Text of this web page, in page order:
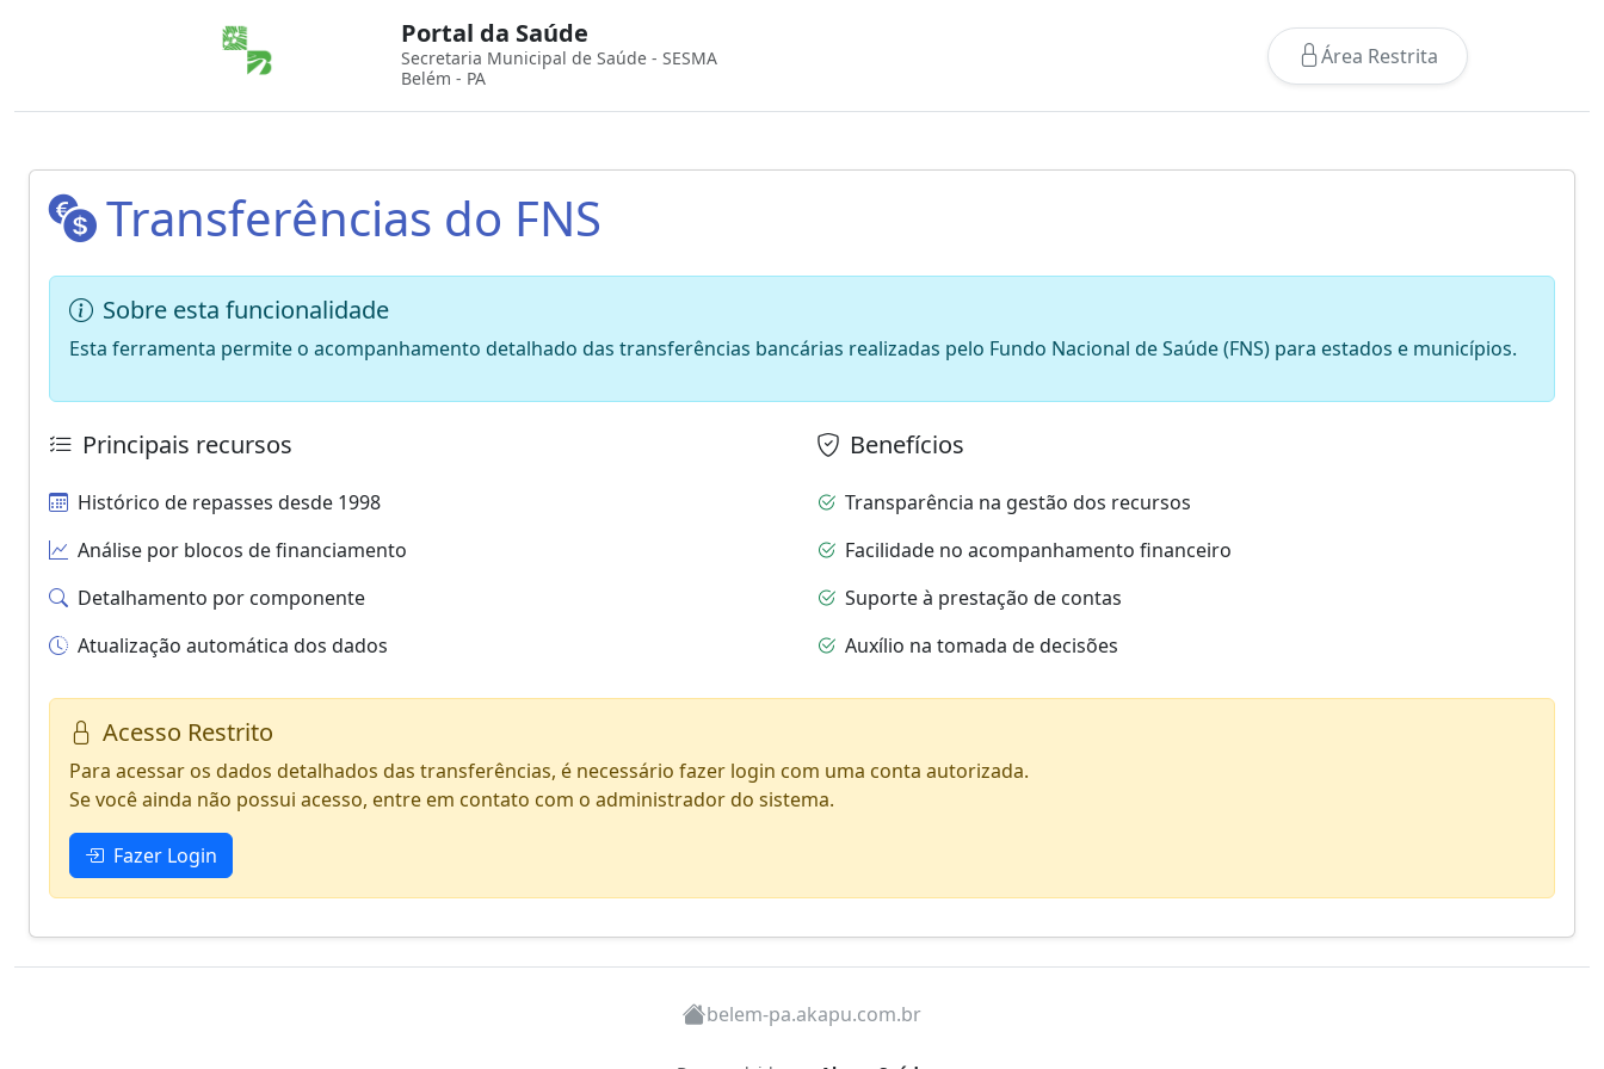
Portal da Saúde
Secretaria Municipal de Saúde - SESMA
Belém - PA
Área Restrita
Transferências do FNS
Sobre esta funcionalidade
Esta ferramenta permite o acompanhamento detalhado das transferências bancárias realizadas pelo Fundo Nacional de Saúde (FNS) para estados e municípios.
Principais recursos
Histórico de repasses desde 1998
Análise por blocos de financiamento
Detalhamento por componente
Atualização automática dos dados
Benefícios
Transparência na gestão dos recursos
Facilidade no acompanhamento financeiro
Suporte à prestação de contas
Auxílio na tomada de decisões
Acesso Restrito
Para acessar os dados detalhados das transferências, é necessário fazer login com uma conta autorizada.
Se você ainda não possui acesso, entre em contato com o administrador do sistema.
Fazer Login
belem-pa.akapu.com.br